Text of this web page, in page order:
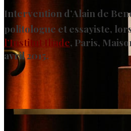
Intervention d’Alain de
politologue et essayiste,
l’Institut Iliade, Paris,
avril 2015.